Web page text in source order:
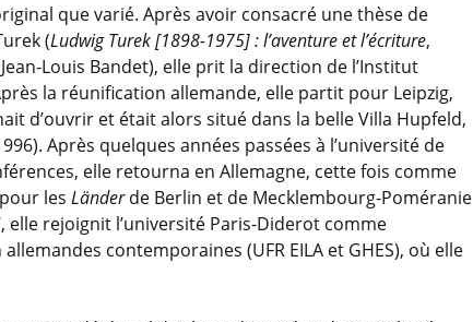
que varié. Après avoir consacré une thèse de
(Ludwig Turek [1898-1975] : l’aventure et l’écriture,
Louis Bandet), elle prit la direction de l’Institut
la réunification allemande, elle partit pour Leipzig,
d’ouvrir et était alors situé dans la belle Villa Hupfeld,
Après quelques années passées à l’université de
elle retourna en Allemagne, cette fois comme
les Länderde Berlin et de Mecklembourg-Poméranie
elle rejoignit l’université Paris-Diderot comme
contemporaines (UFR EILA et GHES), où elle